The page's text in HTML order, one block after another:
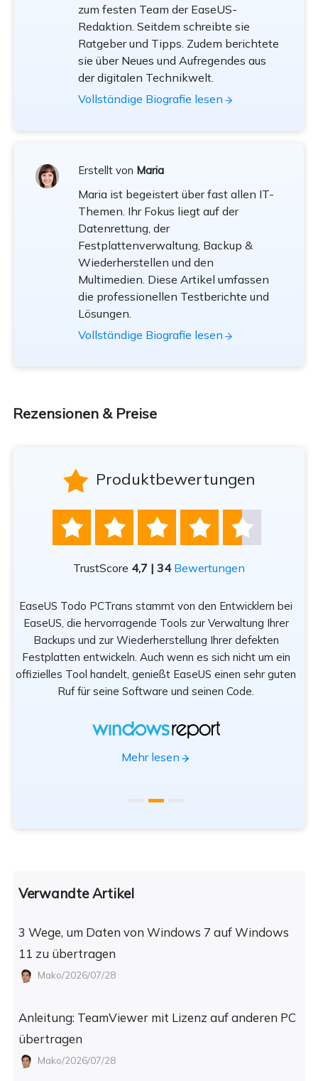
zum festen Team der EaseUS-
Redaktion. Seitdem schreibte sie
Ratgeber und Tipps. Zudem berichtete
sie über Neues und Aufregendes aus
der digitalen Technikwelt.
Vollständige Biografie lesen
Erstellt von Maria
Maria ist begeistert über fast allen IT-
Themen. Ihr Fokus liegt auf der
Datenrettung, der
Festplattenverwaltung, Backup &
Wiederherstellen und den
Multimedien. Diese Artikel umfassen
die professionellen Testberichte und
Lösungen.
Vollständige Biografie lesen
Rezensionen & Preise
 Produktbewertungen
    
TrustScore 4,7 | 34 Bewertungen
EaseUS Todo PCTrans stammt von den Entwicklern bei
EaseUS, die hervorragende Tools zur Verwaltung Ihrer
Backups und zur Wiederherstellung Ihrer defekten
Festplatten entwickeln. Auch wenn es sich nicht um ein
offizielles Tool handelt, genießt EaseUS einen sehr guten
Ruf für seine Software und seinen Code.
Mehr lesen
Verwandte Artikel
3 Wege, um Daten von Windows 7 auf Windows
11 zu übertragen
Mako/2026/07/28
Anleitung: TeamViewer mit Lizenz auf anderen PC
übertragen
Mako/2026/07/28